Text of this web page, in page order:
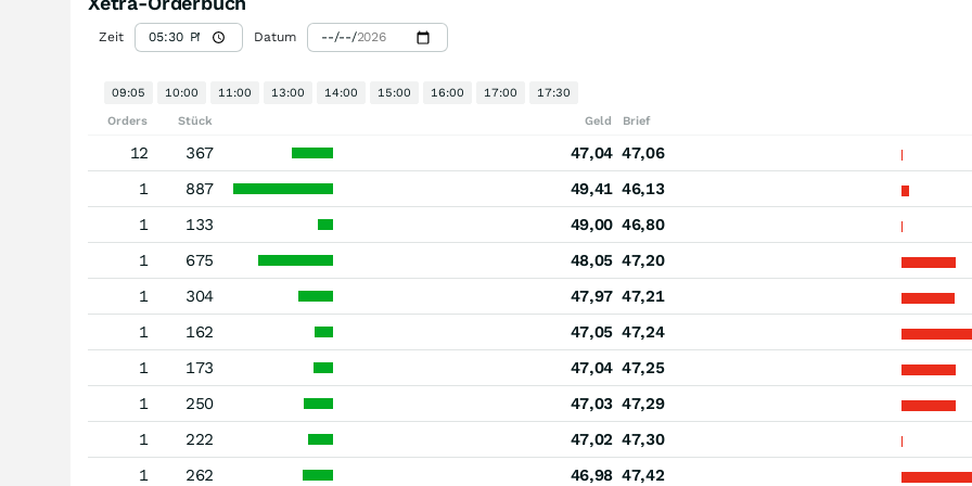
Zeit Datum
09:05 10:00 11:00 13:00 14:00 15:00 16:00 17:00
17:30
Orders
Stück Geld Brief
12 367 47,04 47,06
1
887 49,41 46,13
1
133 49,00 46,80
1
675 48,05 47,20
1
304 47,97 47,21
1
162 47,05 47,24
1
173 47,04 47,25
1
250 47,03 47,29
1
222 47,02 47,30
1
262 46,98 47,42